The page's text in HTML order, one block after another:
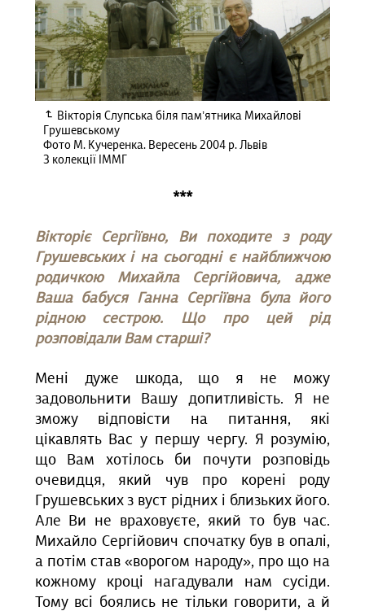
Вікторія Слупська біля пам’ятника Михайлові
Грушевському
Фото М. Кучеренка. Вересень 2004 р. Львів
З колекції ІММГ
***
Вікторіє Сергіївно, Ви походите з роду
Грушевських і на сьогодні є найближчою
родичкою Михайла Сергійовича, адже
Ваша бабуся Ганна Сергіївна була його
рідною сестрою. Що про цей рід
розповідали Вам старші?
Мені дуже шкода, що я не можу
задовольнити Вашу допитливість. Я не
зможу відповісти на питання, які
цікавлять Вас у першу чергу. Я розумію,
що Вам хотілось би почути розповідь
очевидця, який чув про корені роду
Грушевських з вуст рідних і близьких його.
Але Ви не враховуєте, який то був час.
Михайло Сергійович спочатку був в опалі,
а потім став «ворогом народу», про що на
кожному кроці нагадували нам сусіди.
Тому всі боялись не тільки говорити, а й